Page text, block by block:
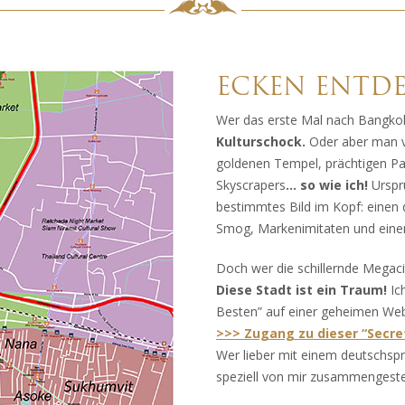
ECKEN
Wer das erste Mal nach
Kulturschock. Oder aber man
goldenen Tempel, prächtigen
Skyscrapers… so wie ich!
bestimmtes Bild im Kopf: einen
Smog, Markenimitaten und
Doch wer die schillernde
Diese Stadt ist ein Traum!
Besten” auf einer geheimen
>>> Zugang zu dieser
Wer lieber mit einem
speziell von mir